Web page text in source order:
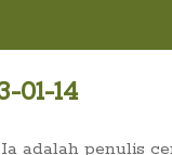
01-14
adalah penulis